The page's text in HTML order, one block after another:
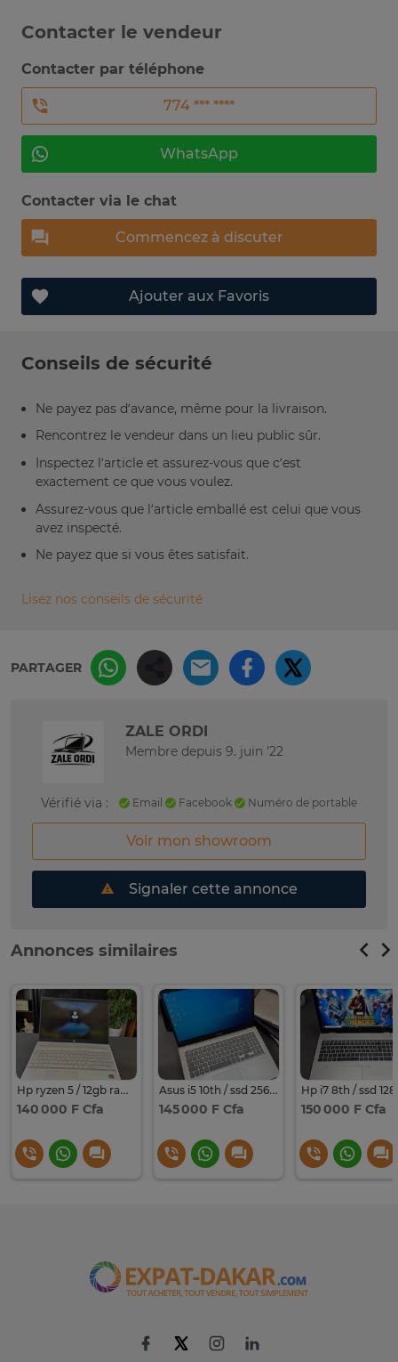
Contacter le vendeur
Contacter par téléphone
774 *** ****
WhatsApp
Contacter via le chat
Commencez à discuter
Ajouter aux Favoris
Conseils de sécurité
Ne payez pas d’avance, même pour la livraison.
Rencontrez le vendeur dans un lieu public sûr.
Inspectez l’article et assurez-vous que c’est
exactement ce que vous voulez.
Assurez-vous que l’article emballé est celui que vous
avez inspecté.
Ne payez que si vous êtes satisfait.
Lisez nos conseils de sécurité
PARTAGER
ZALE ORDI
Membre depuis 9. juin '22
Vérifié via : Email Facebook Numéro de portable
Voir mon showroom
Signaler cette annonce
Annonces similaires
Hp ryzen 5 / 12gb ram / ssd 128 + 1000gb
140 000 F Cfa
Asus i5 10th / ssd 256gb / 12gb ordinateur portable
145 000 F Cfa 150 000 F Cfa